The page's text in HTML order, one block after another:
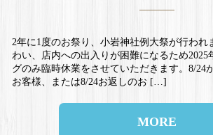
2年に1度のお祭り、小岩神社例大祭が行われ
わい、店内への出入りが困難になるため2025
グのみ臨時休業をさせていただきます。8/24
お客様、または8/24お返しのお […]
MORE